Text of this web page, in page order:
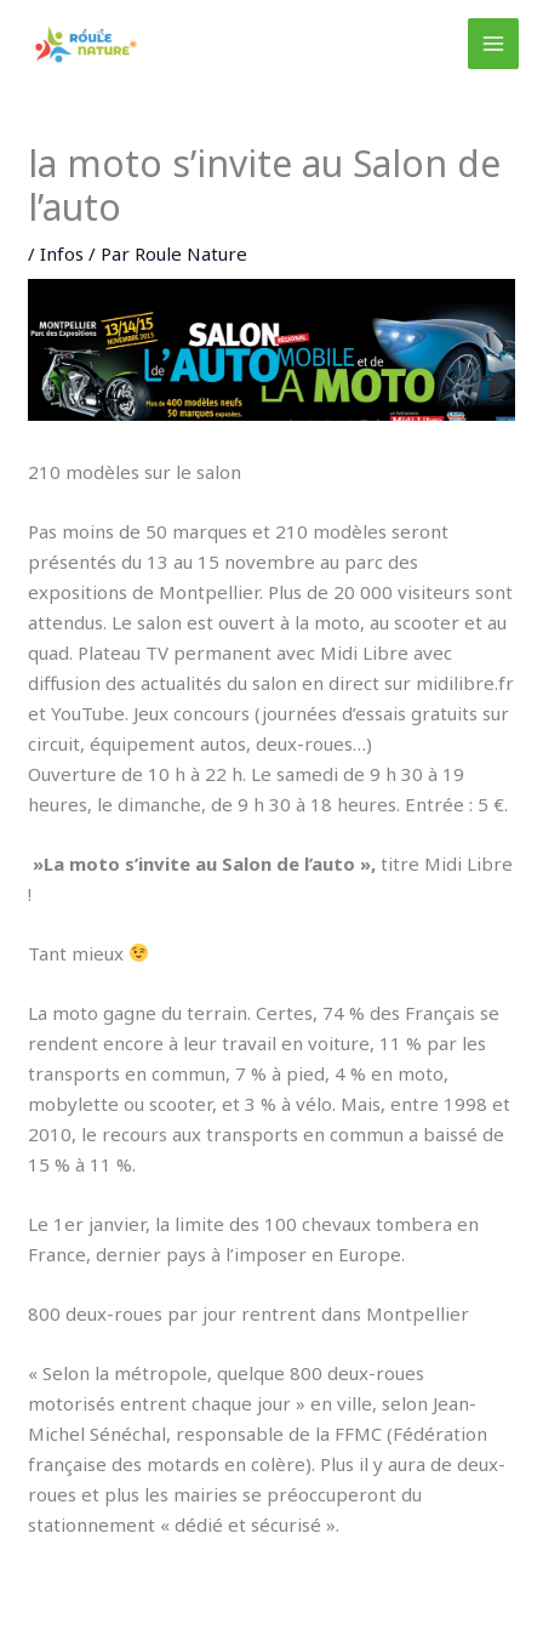
la moto s’invite au Salon de
l’auto
/Infos / Par Roule Nature
210 modèles sur le salon
Pas moins de 50 marques et 210 modèles seront
présentés du 13 au 15 novembre au parc des
expositions de Montpellier. Plus de 20 000 visiteurs sont
attendus. Le salon est ouvert à la moto, au scooter et au
quad. Plateau TV permanent avec Midi Libre avec
diffusion des actualités du salon en direct sur midilibre.fr
et YouTube. Jeux concours (journées d’essais gratuits sur
circuit, équipement autos, deux-roues…)
Ouverture de 10 h à 22 h. Le samedi de 9 h 30 à 19
heures, le dimanche, de 9 h 30 à 18 heures. Entrée : 5 €.
»La moto s’invite au Salon de l’auto », titre Midi Libre
!
Tant mieux
La moto gagne du terrain. Certes, 74 % des Français se
rendent encore à leur travail en voiture, 11 % par les
transports en commun, 7 % à pied, 4 % en moto,
mobylette ou scooter, et 3 % à vélo. Mais, entre 1998 et
2010, le recours aux transports en commun a baissé de
15 % à 11 %.
Le 1er janvier, la limite des 100 chevaux tombera en
France, dernier pays à l’imposer en Europe.
800 deux-roues par jour rentrent dans Montpellier
« Selon la métropole, quelque 800 deux-roues
motorisés entrent chaque jour » en ville, selon Jean-
Michel Sénéchal, responsable de la FFMC (Fédération
française des motards en colère). Plus il y aura de deux-
roues et plus les mairies se préoccuperont du
stationnement « dédié et sécurisé ».